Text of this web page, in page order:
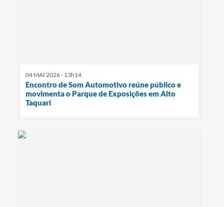
04 MAI 2026 - 13h14
Encontro de Som Automotivo reúne público e
movimenta o Parque de Exposições em Alto
Taquari